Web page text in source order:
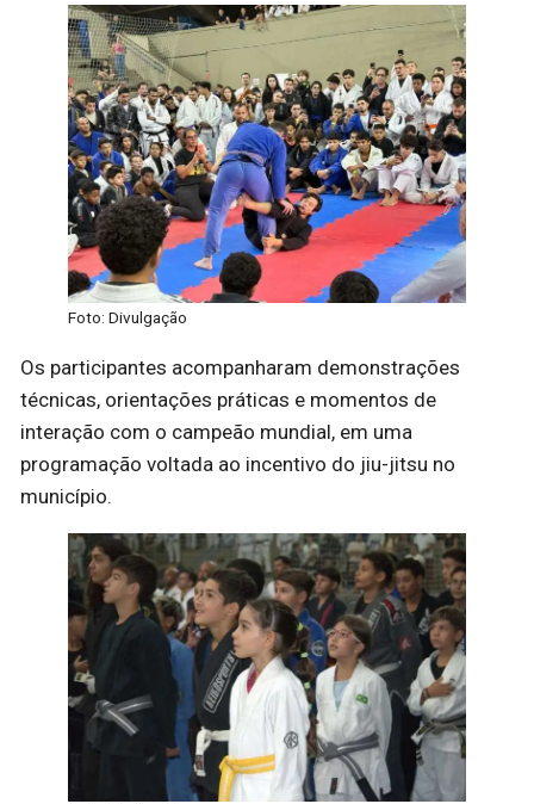
Foto: Divulgação
Os participantes acompanharam demonstrações
técnicas, orientações práticas e momentos de
interação com o campeão mundial, em uma
programação voltada ao incentivo do jiu-jitsu no
município.